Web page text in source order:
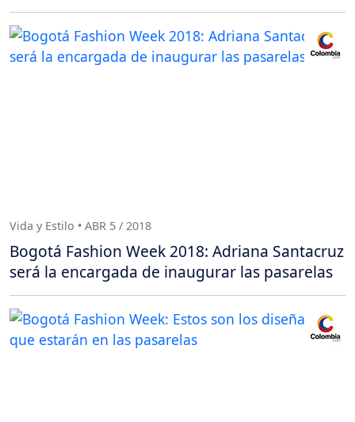
Vida y Estilo • ABR 5 / 2018
Bogotá Fashion Week 2018: Adriana Santacruz
será la encargada de inaugurar las pasarelas